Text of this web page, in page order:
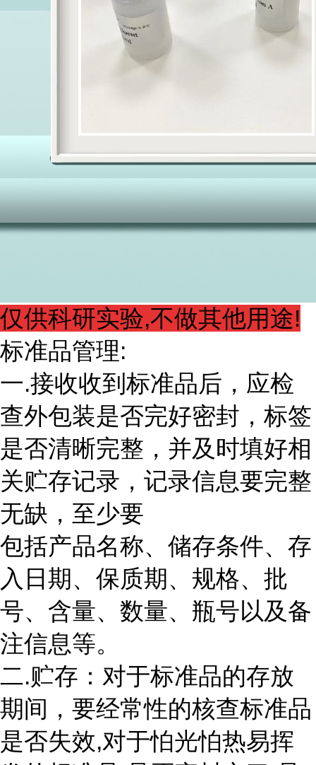
仅供科研实验,不做其他用途!
标准品管理:
一.接收收到标准品后，应检
查外包装是否完好密封，标签
是否清晰完整，并及时填好相
关贮存记录，记录信息要完整
无缺，至少要
包括产品名称、储存条件、存
入日期、保质期、规格、批
号、含量、数量、瓶号以及备
注信息等。
二.贮存：对于标准品的存放
期间，要经常性的核查标准品
是否失效,对于怕光怕热易挥